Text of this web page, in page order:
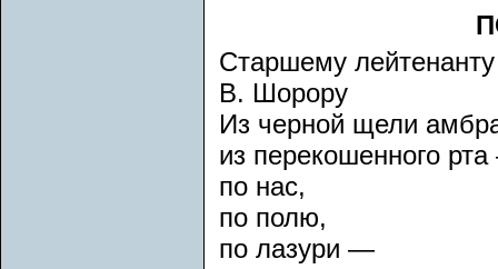
Старшему лейтенанту
В. Шорору
Из черной щели
из перекошенного
по нас,
по полю,
по лазури —